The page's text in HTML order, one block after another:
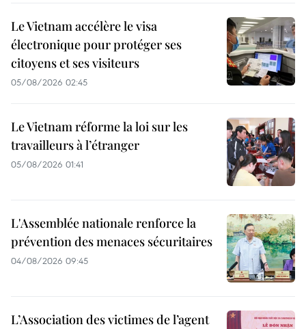
Le Vietnam accélère le visa
électronique pour protéger ses
citoyens et ses visiteurs
05/08/2026 02:45
Le Vietnam réforme la loi sur les
travailleurs à l’étranger
05/08/2026 01:41
L'Assemblée nationale renforce la
prévention des menaces sécuritaires
04/08/2026 09:45
L’Association des victimes de l’agent